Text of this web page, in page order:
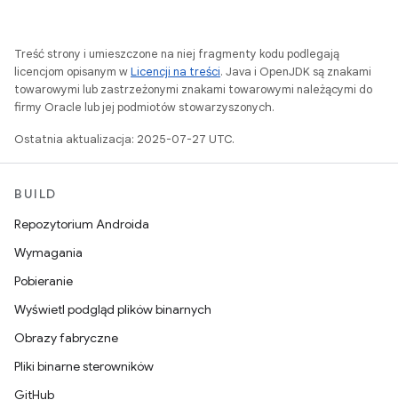
Treść strony i umieszczone na niej fragmenty kodu podlegają
licencjom opisanym wLicencji na treści. Java i OpenJDK są znakami
towarowymi lub zastrzeżonymi znakami towarowymi należącymi do
firmy Oracle lub jej podmiotów stowarzyszonych.
Ostatnia aktualizacja: 2025-07-27 UTC.
BUILD
Repozytorium Androida
Wymagania
Pobieranie
Wyświetl podgląd plików binarnych
Obrazy fabryczne
Pliki binarne sterowników
GitHub